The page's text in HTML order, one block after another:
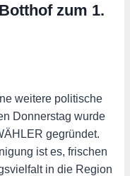
zum 1.
weitere politische
Donnerstag wurde
gegründet.
ist es, frischen
in die Region